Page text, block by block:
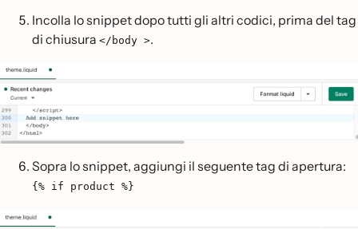
Incolla lo snippet dopo tutti gli altri codici, prima del tag
di chiusura </body >.
Sopra lo snippet, aggiungi il seguente tag di apertura:
{% if product %}